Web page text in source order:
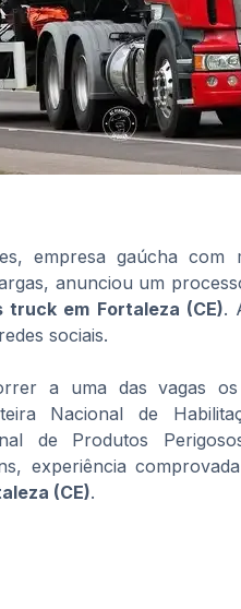
empresa gaúcha
anunciou um
truck em Fortaleza (CE).
sociais.
a uma das vagas
Nacional de
de Produtos
experiência
(CE).